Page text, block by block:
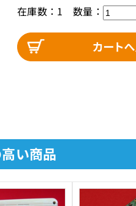
在庫数：1 数量：
い商品